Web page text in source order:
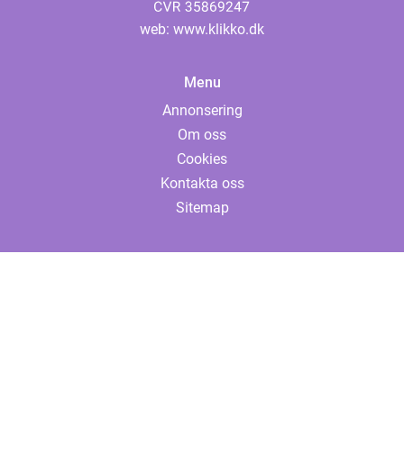
web: www.klikko.dk
Menu
Annonsering
Om oss
Cookies
Kontakta oss
Sitemap